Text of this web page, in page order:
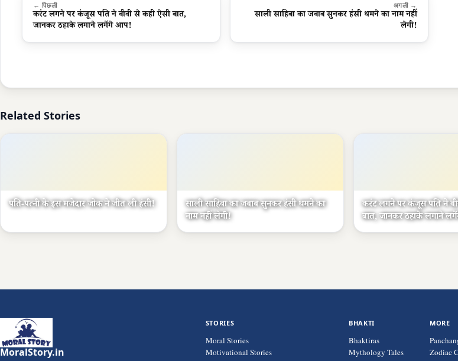
← पिछली
करंट लगने पर कंजूस पति ने बीवी से कही ऐसी बात,
जानकर ठहाके लगाने लगेंगे आप!
अगली →
साली साहिबा का जबाब सुनकर हंसी थमने का नाम नहीं
लेगी!
Related Stories
पति-पत्नी के इस मजेदार जोक ने जीत ली हंसी!
साली साहिबा का जबाब सुनकर हंसी थमने का
नाम नहीं लेगी!
करंट लगने पर कंजूस पति ने
बात, जानकर ठहाके लगाने
MoralStory.in
STORIES
Moral Stories
Motivational Stories
BHAKTI
Bhaktiras
Mythology Tales
MORE
Zodiac